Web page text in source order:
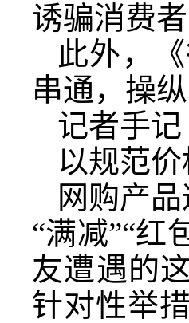
诱骗消费
此外，
串通，操
记者手记
以规范
网购产
“满减”“红
友遭遇的
针对性举